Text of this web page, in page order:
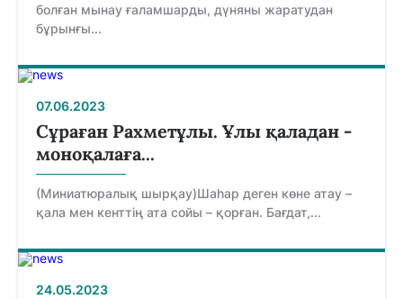
болған мынау ғаламшарды, дүняны жаратудан
бұрынғы...
07.06.2023
Сұраған Рахметұлы. Ұлы қаладан -
моноқалаға...
(Миниатюралық шырқау)Шаһар деген көне атау –
қала мен кенттің ата сойы – қорған. Бағдат,...
24.05.2023